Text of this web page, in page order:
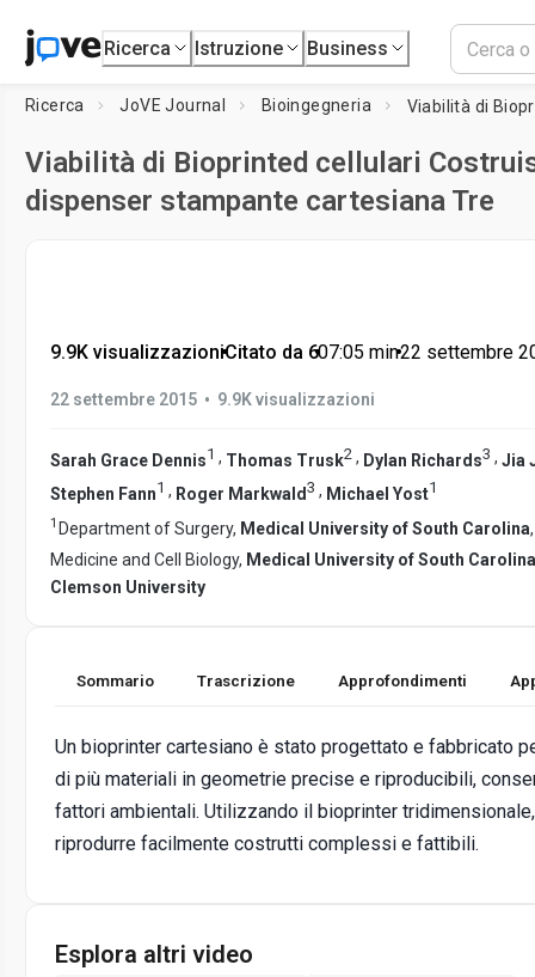
Ricerca Istruzione Business
Ricerca JoVE Journal Bioingegneria
Viabilità di Bioprinted cellulari
dispenser stampante cartesiana Tre
9.9K visualizzazioni•Citato da 6•07:05 min•22 settembre
22 settembre 2015 • 9.9K visualizzazioni
Sarah Grace Dennis1 , Thomas Trusk2 , Dylan Richards3 , Jia
Stephen Fann1 , Roger Markwald3 , Michael Yost1
1 Department of Surgery, Medical University of South Carolina
Medicine and Cell Biology, Medical University of South Carolina
Clemson University
Sommario Trascrizione Approfondimenti
Un bioprinter cartesiano è stato progettato e fabbricato
di più materiali in geometrie precise e riproducibili,
fattori ambientali. Utilizzando il bioprinter
riprodurre facilmente costrutti complessi e fattibili.
Esplora altri video